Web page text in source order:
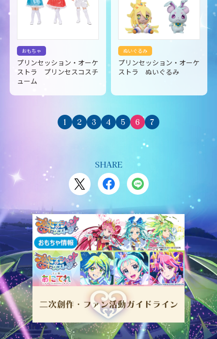
おもちゃ
プリンセッション・オーケ
ストラ プリンセスコスチ
ューム
ぬいぐるみ
プリンセッション・オーケ
ストラ ぬいぐるみ
1 2 3 4 5 6 7
SHARE